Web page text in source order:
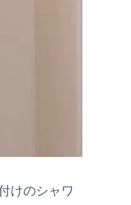
けのシャワ